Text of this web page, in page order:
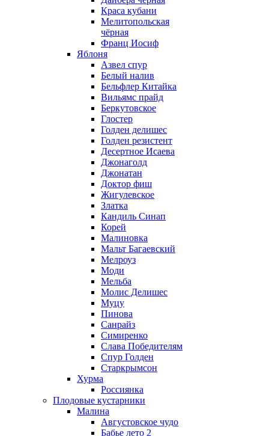
Краса кубани
Мелитопольская
чёрная
Франц Иосиф
Яблоня
Азвел спур
Белый налив
Бельфлер Китайка
Вильямс прайд
Беркутовское
Глостер
Голден делишес
Голден резистент
Десертное Исаева
Джонаголд
Джонатан
Доктор фиш
Жигулевское
Златка
Кандиль Синап
Корей
Малиновка
Мальт Багаевский
Мелроуз
Моди
Мельба
Молис Делишес
Муцу
Пинова
Санрайз
Симиренко
Слава Победителям
Спур Голден
Старкрымсон
Хурма
Россиянка
Плодовые кустарники
Малина
Августовское чудо
Бабье лето 2